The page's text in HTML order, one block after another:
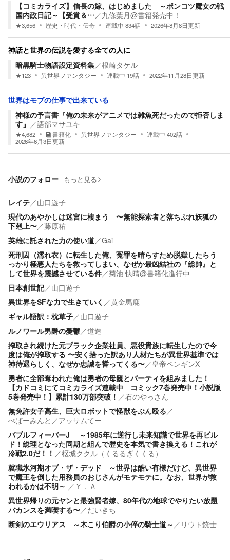
【コミカライズ】信長の嫁、はじめました ～ポンコツ魔女の戦
国内政日記～【受賞＆…／九條葉月@書籍発売中！
★3,656 歴史・時代・伝奇 連載中 834話 2026年8月8日更新
神話と世界の伝説を愛する全ての人に
暗黒騎士物語設定資料集／根崎タケル
★123 異世界ファンタジー 連載中 19話 2022年11月28日更新
世界はモブの仕事で出来ている
神様の予言書『俺の未来がアニメでは雑魚死だったので拒否しま
す』 ／語部マサユキ
★4,682 書籍化 異世界ファンタジー 連載中 402話
2026年6月3日更新
小説のフォロー もっと見る
レイテ／山口遊子
現代のあやかしは迷宮に棲まう 〜無能探索者と落ちぶれ妖狐の
下剋上〜／藤原祐
英雄に託された力の使い道／Gai
死刑囚（濡れ衣）に転生した俺、冤罪を晴らすため脱獄したらう
っかり極悪人たちを救ってしまい、なぜか最凶結社の『総帥』と
して世界を震撼させている件／菊池 快晴@書籍化進行中
日本創世記／山口遊子
異世界をSFな力で生きていく ／黄金馬鹿
ギャル語訳：枕草子／山口遊子
ルノワール男爵の憂鬱／道造
搾取され続けた元ブラック企業社員、悪役貴族に転生したので今
度は俺が搾取する 〜安く拾った訳あり人材たちが異世界基準では
神待遇らしく、なぜか忠誠を誓ってくる〜／皇帝ペンギンX
勇者に全部奪われた俺は勇者の母親とパーティを組みました！
【カドコミにてコミカライズ連載中 コミック7巻発売中！小説版
5巻発売中！】累計130万部突破！ ／石のやっさん
無免許女子高生、巨大ロボットで怪獣をぶん殴る／
ぺぱーみんと／アッサムてー
バブルフィーバーJ ～1985年に逆行し未来知識で世界を再ビル
ド！総理となった同期と組んで歴史を本気で書き換える！これが
冷戦2.0だ！！ ／枢城ククル（くるるぎくくる）
就職氷河期オブ・ザ・デッド ～世界は酷い有様だけど、異世界
で魔王を倒した用務員のおじさんがモテモテに。なお、世界が救
われるかは不明～ ／ Ｙ．Ａ
異世界帰りの元ヤンと最強賢者嫁、80年代の地球でやりたい放題
バカンスを満喫する〜／だいきち
断剣のエウリアス ～木こり伯爵の小倅の騎士道～ ／ リウト銃士